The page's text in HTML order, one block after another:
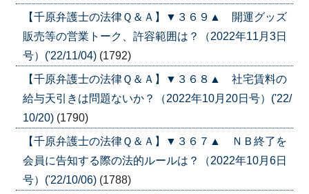
【千原弁護士の法律Ｑ＆Ａ】▼３６９▲ 開運グッズ
販売等の営業トーク、許容範囲は？（2022年11月3日
号）('22/11/04) (1792)
【千原弁護士の法律Ｑ＆Ａ】▼３６８▲ 社宅賃料の
給与天引きは問題ないか？（2022年10月20日号）('22/
10/20) (1790)
【千原弁護士の法律Ｑ＆Ａ】▼３６７▲ ＮＢ終了を
会員に告知する際の法的ルールは？（2022年10月6日
号）('22/10/06) (1788)